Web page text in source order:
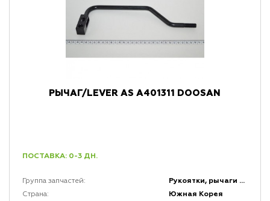
РЫЧАГ/LEVER AS A401311 DOOSAN
ПОСТАВКА: 0-3 ДН.
Группа запчастей: Рукоятки, рычаги и набалдашники
Страна: Южная Корея